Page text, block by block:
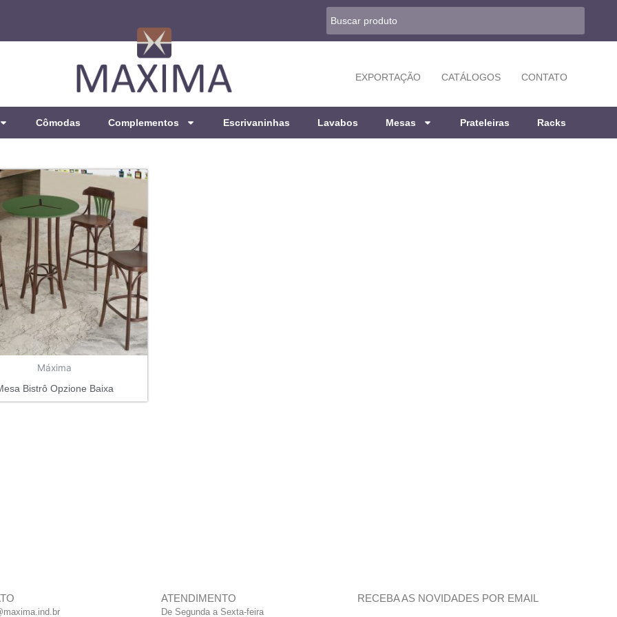
EXPORTAÇÃO CATÁLOGOS CONTATO
Cômodas Complementos Escrivaninhas Lavabos Mesas Prateleiras Racks
Máxima
Bistrô Opzione Baixa
ATENDIMENTO
De Segunda a Sexta-feira
RECEBA AS NOVIDADES POR EMAIL